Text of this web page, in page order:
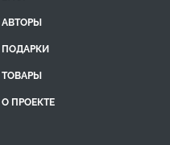
АВТОРЫ
ПОДАРКИ
ТОВАРЫ
О ПРОЕКТЕ